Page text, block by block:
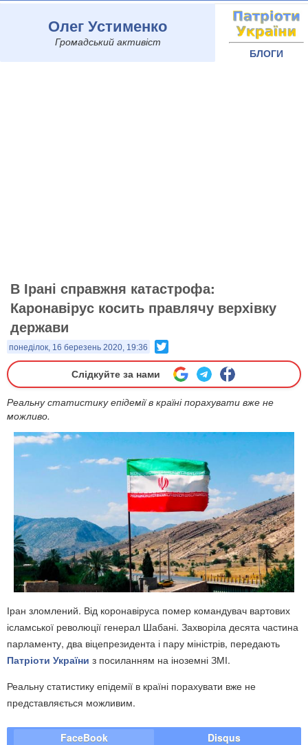
Олег Устименко
Громадський активіст
БЛОГИ
В Ірані справжня катастрофа:
Каронавірус косить правлячу верхівку
держави
понеділок, 16 березень 2020, 19:36
Слідкуйте за нами
Реальну статистику епідемії в країні порахувати вже не
можливо.
Іран зломлений. Від коронавіруса помер командувач вартових
ісламської революції генерал Шабані. Захворіла десята частина
парламенту, два віцепрезидента і пару міністрів, передають
Патріоти України з посиланням на іноземні ЗМІ.
Реальну статистику епідемії в країні порахувати вже не
представляється можливим.
FaceBook Disqus